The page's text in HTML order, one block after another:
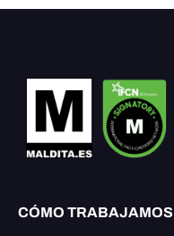
CÓMO TRABAJAMOS